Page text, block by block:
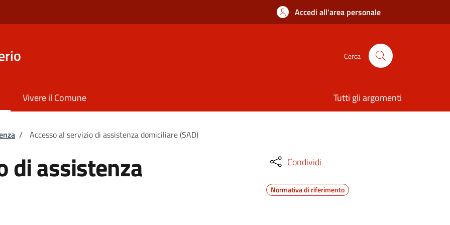
Accedi all'area personale
Cerca
Vivere il Comune Tutti gli argomenti
/ Accesso al servizio di assistenza domiciliare (SAD)
di assistenza Condividi
Normativa di riferimento